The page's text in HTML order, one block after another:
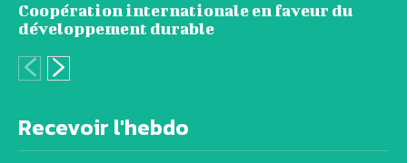
Coopération internationale en faveur du
développement durable
Recevoir l'hebdo